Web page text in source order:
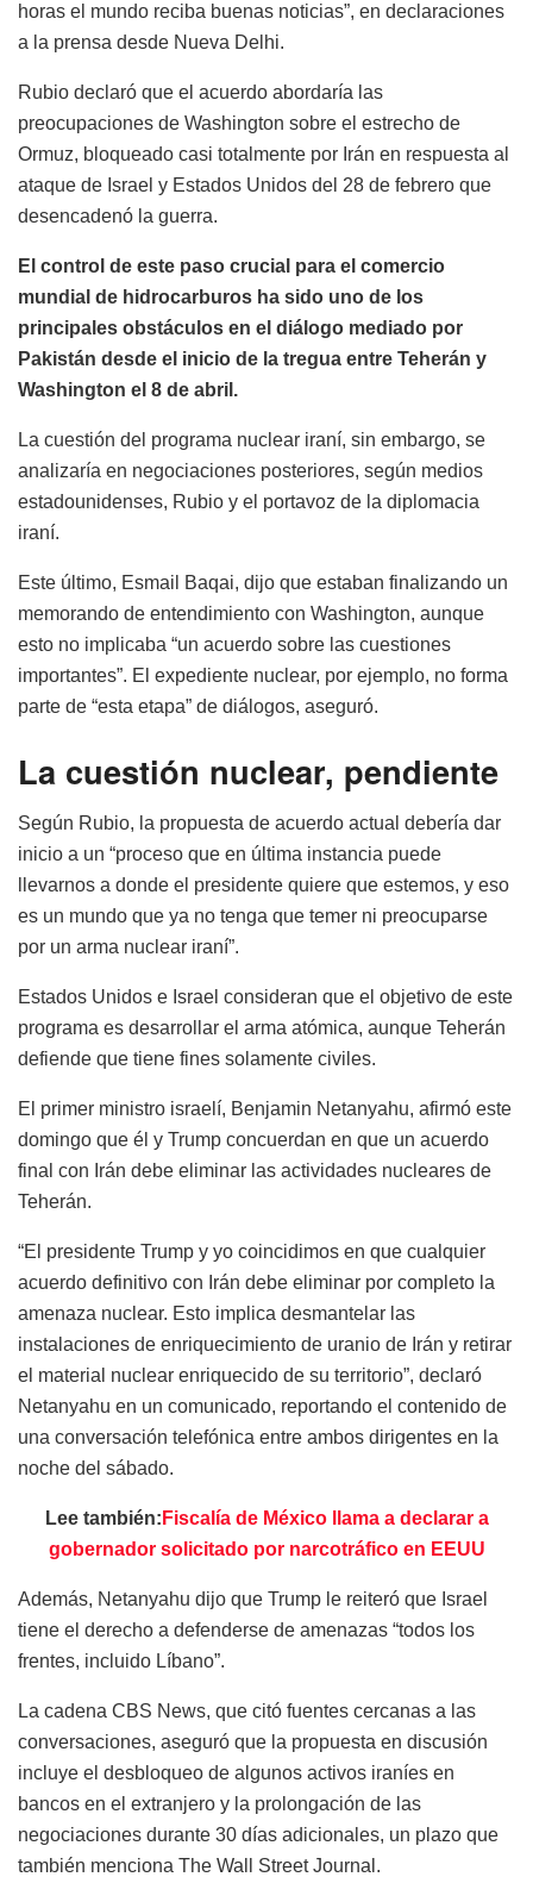
horas el mundo reciba buenas noticias”, en declaraciones
a la prensa desde Nueva Delhi.
Rubio declaró que el acuerdo abordaría las
preocupaciones de Washington sobre el estrecho de
Ormuz, bloqueado casi totalmente por Irán en respuesta al
ataque de Israel y Estados Unidos del 28 de febrero que
desencadenó la guerra.
El control de este paso crucial para el comercio
mundial de hidrocarburos ha sido uno de los
principales obstáculos en el diálogo mediado por
Pakistán desde el inicio de la tregua entre Teherán y
Washington el 8 de abril.
La cuestión del programa nuclear iraní, sin embargo, se
analizaría en negociaciones posteriores, según medios
estadounidenses, Rubio y el portavoz de la diplomacia
iraní.
Este último, Esmail Baqai, dijo que estaban finalizando un
memorando de entendimiento con Washington, aunque
esto no implicaba “un acuerdo sobre las cuestiones
importantes”. El expediente nuclear, por ejemplo, no forma
parte de “esta etapa” de diálogos, aseguró.
La cuestión nuclear, pendiente
Según Rubio, la propuesta de acuerdo actual debería dar
inicio a un “proceso que en última instancia puede
llevarnos a donde el presidente quiere que estemos, y eso
es un mundo que ya no tenga que temer ni preocuparse
por un arma nuclear iraní”.
Estados Unidos e Israel consideran que el objetivo de este
programa es desarrollar el arma atómica, aunque Teherán
defiende que tiene fines solamente civiles.
El primer ministro israelí, Benjamin Netanyahu, afirmó este
domingo que él y Trump concuerdan en que un acuerdo
final con Irán debe eliminar las actividades nucleares de
Teherán.
“El presidente Trump y yo coincidimos en que cualquier
acuerdo definitivo con Irán debe eliminar por completo la
amenaza nuclear. Esto implica desmantelar las
instalaciones de enriquecimiento de uranio de Irán y retirar
el material nuclear enriquecido de su territorio”, declaró
Netanyahu en un comunicado, reportando el contenido de
una conversación telefónica entre ambos dirigentes en la
noche del sábado.
Lee también: Fiscalía de México llama a declarar a
gobernador solicitado por narcotráfico en EEUU
Además, Netanyahu dijo que Trump le reiteró que Israel
tiene el derecho a defenderse de amenazas “todos los
frentes, incluido Líbano”.
La cadena CBS News, que citó fuentes cercanas a las
conversaciones, aseguró que la propuesta en discusión
incluye el desbloqueo de algunos activos iraníes en
bancos en el extranjero y la prolongación de las
negociaciones durante 30 días adicionales, un plazo que
también menciona The Wall Street Journal.